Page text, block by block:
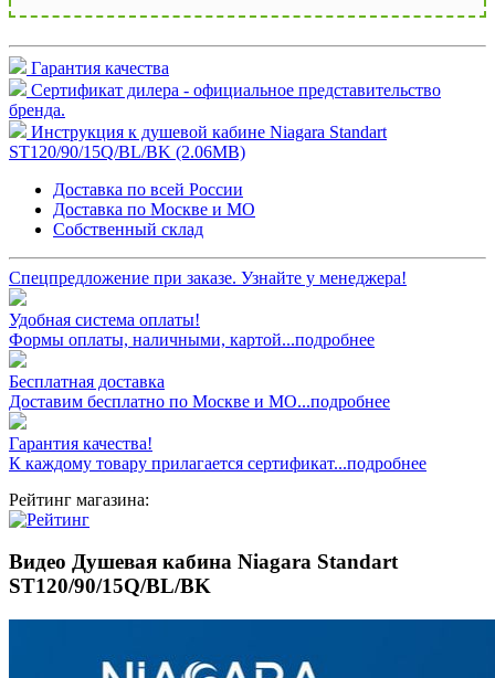
Гарантия качества
Сертификат дилера - официальное представительство
бренда.
Инструкция к душевой кабине Niagara Standart
ST120/90/15Q/BL/BK (2.06MB)
Доставка по всей России
Доставка по Москве и МО
Собственный склад
Спецпредложение при заказе. Узнайте у менеджера!
Удобная система оплаты!
Формы оплаты, наличными, картой...подробнее
Бесплатная доставка
Доставим бесплатно по Москве и МО...подробнее
Гарантия качества!
К каждому товару прилагается сертификат...подробнее
Рейтинг магазина:
Видео Душевая кабина Niagara Standart
ST120/90/15Q/BL/BK